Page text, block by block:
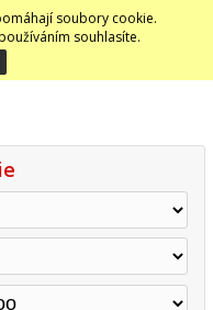
soubory cookie.
souhlasíte.